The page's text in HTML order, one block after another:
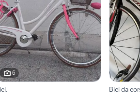
6
Bici da